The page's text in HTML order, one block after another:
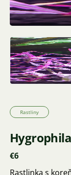
Rastliny
€6
Rastlinka s